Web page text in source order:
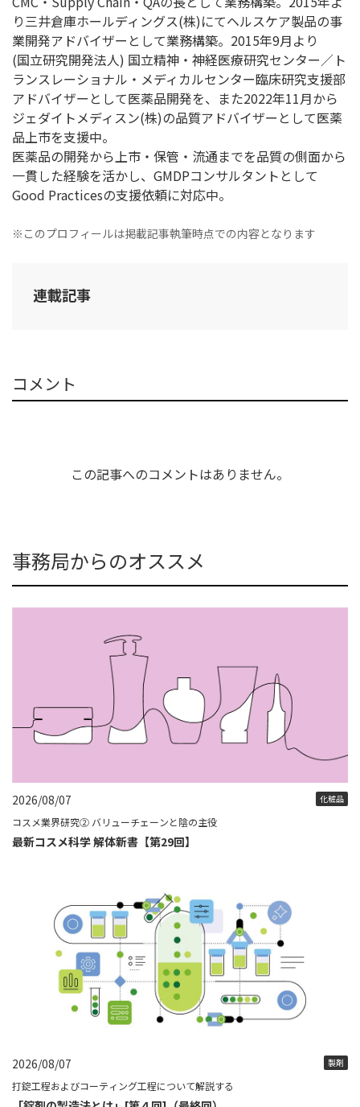
り三井倉庫ホールディングス(株)にてヘルスケア製品の事
業開発アドバイザーとして業務構築。2015年9月より
(国立研究開発法人) 国立精神・神経医療研究センター／ト
ランスレーショナル・メディカルセンター臨床研究支援部
アドバイザーとして医薬品開発を、また2022年11月から
ジェダイトメディスン(株)の品質アドバイザーとして医薬
品上市を支援中。
医薬品の開発から上市・保管・流通までを品質の側面から
一貫した経験を活かし、GMDPコンサルタントとして
Good Practicesの支援依頼に対応中。
※このプロフィールは掲載記事執筆時点での内容となります
連載記事
コメント
この記事へのコメントはありません。
事務局からのオススメ
2026/08/07 化粧品
コスメ業界研究② バリューチェーンと陰の主役
最新コスメ科学 解体新書【第29回】
2026/08/07 製剤
打錠工程およびコーティング工程について解説する